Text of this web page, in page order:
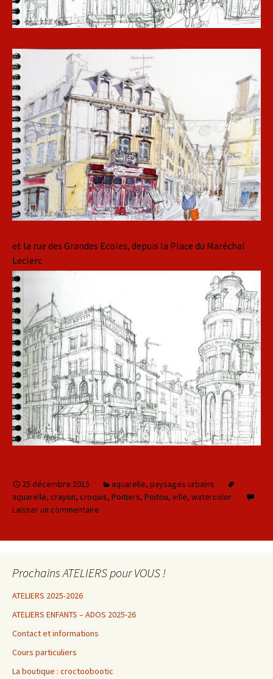
et la rue des Grandes Ecoles, depuis la Place du Maréchal
Leclerc
25 décembre 2015 aquarelle, paysages urbains
aquarelle, crayon, croquis, Poitiers, Poitou, ville, watercolor
Laisser un commentaire
Prochains ATELIERS pour VOUS !
ATELIERS 2025-2026
ATELIERS ENFANTS – ADOS 2025-26
Contact et informations
Cours particuliers
La boutique : croctoobootic